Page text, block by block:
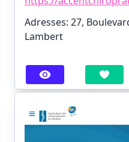
Adresses: 27,
Lambert